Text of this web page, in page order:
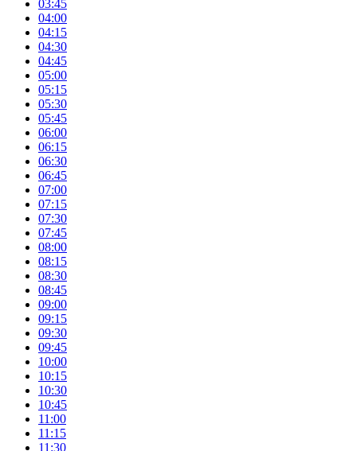
03:45
04:00
04:15
04:30
04:45
05:00
05:15
05:30
05:45
06:00
06:15
06:30
06:45
07:00
07:15
07:30
07:45
08:00
08:15
08:30
08:45
09:00
09:15
09:30
09:45
10:00
10:15
10:30
10:45
11:00
11:15
11:30